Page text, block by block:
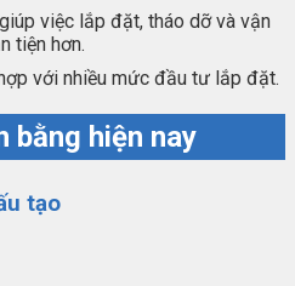
việc lắp đặt, tháo dỡ và vận
tiện hơn.
với nhiều mức đầu tư lắp đặt.
bằng hiện nay
tạo